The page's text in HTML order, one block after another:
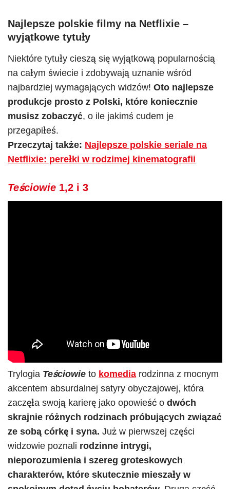
Najlepsze polskie filmy na Netflixie –
wyjątkowe tytuły
Niektóre tytuły cieszą się wyjątkową popularnością
na całym świecie i zdobywają uznanie wśród
najbardziej wymagających widzów! Oto najlepsze
produkcje prosto z Polski, które koniecznie
musisz zobaczyć, o ile jakimś cudem je
przegapiłeś.
Przeczytaj także: Najlepsze polskie seriale na
Netflixie: perełki w rodzimej kinematografii
Teściowie 1,2 i 3
Trylogia Teściowie to komedia rodzinna z mocnym
akcentem absurdalnej satyry obyczajowej, która
zaczęła swoją karierę jako opowieść o dwóch
skrajnie różnych rodzinach próbujących związać
ze sobą córkę i syna. Już w pierwszej części
widzowie poznali rodzinne intrygi,
nieporozumienia i szereg groteskowych
charakterów, które skutecznie mieszały w